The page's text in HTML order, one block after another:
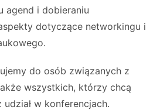
agend i dobieraniu
dotyczące networkingu i
do osób związanych z
wszystkich, którzy chcą
w konferencjach.